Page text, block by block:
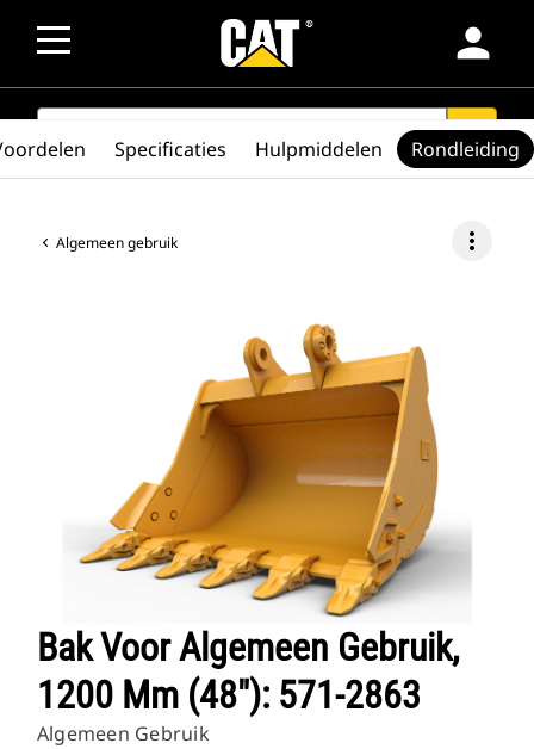
person
SEARCH search
Algemeen gebruik more_vert
Bak Voor Algemeen Gebruik,
1200 Mm (48"): 571-2863
Algemeen Gebruik
Specificaties Hulpmiddelen Rondleiding